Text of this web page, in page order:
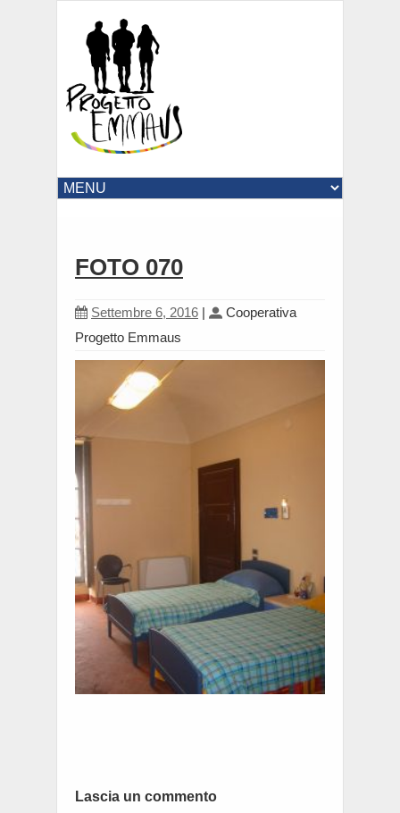
FOTO 070
Settembre 6, 2016 |
Cooperativa
Progetto Emmaus
Lascia un commento